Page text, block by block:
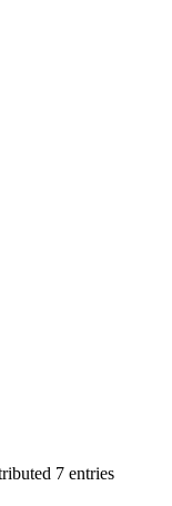
7 entries